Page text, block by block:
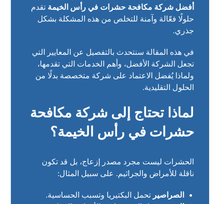
أفضل شركة مكافحة حشرات في رأس الخيمة تقدم
حلولًا فعّالة وآمنة للتخلص من هذه المشكلة بشكل
جذري.
في هذه المقالة سنتحدث بالتفصيل عن المعايير التي
تجعل الشركة الأفضل، وأهم الخدمات التي تقدمها،
ولماذا يُفضل الاعتماد على شركة متخصصة بدلًا من
الحلول التقليدية.
لماذا تحتاج إلى شركة مكافحة
حشرات في رأس الخيمة؟
الحشرات ليست مجرد مصدر إزعاج، بل قد تكون
ناقلة للأمراض والجراثيم. على سبيل المثال:
الصراصير تحمل البكتيريا وتسبب الحساسية.